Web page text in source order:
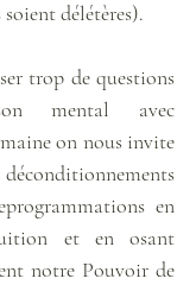
délétères).
trop de questions
mental avec
on nous invite
en
et en osant
notre Pouvoir de